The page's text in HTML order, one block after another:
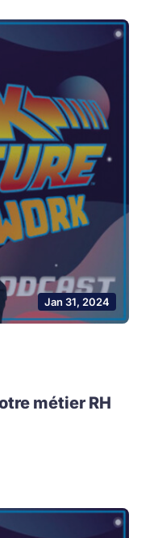
Jan 31, 2024
métier RH